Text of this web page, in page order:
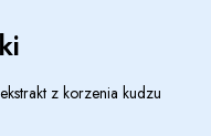
z korzenia kudzu